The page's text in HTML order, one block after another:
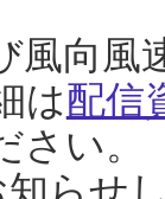
風向風
は配信
さい。
らせ